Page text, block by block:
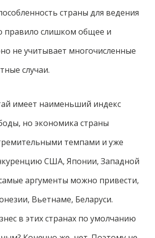
страны для ведения
правило слишком общее и
не учитывает многочисленные
случаи.
имеет наименьший индекс
но экономика страны
темпами и уже
США, Японии, Западной
аргументы можно привести,
Вьетнаме, Беларуси.
в этих странах по умолчанию